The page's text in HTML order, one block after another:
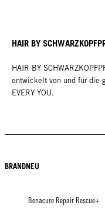
HAIR BY
HAIR BY
entwickelt von und für die
EVERY YOU.
BRANDNEU
Bonacure Repair Rescue+